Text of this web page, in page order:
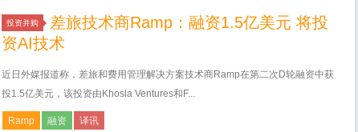
投资并购
差旅技术商Ramp：融资1.5亿美元 将投
资AI技术
近日外媒报道称，差旅和费用管理解决方案技术商Ramp在第二次D轮融资中获
投1.5亿美元，该投资由Khosla Ventures和F...
Ramp 融资 译讯